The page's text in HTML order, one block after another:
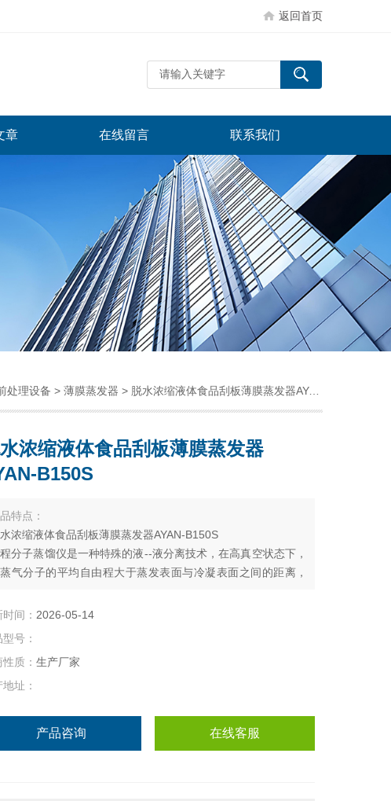
返回首页
章 在线留言 联系我们
处理设备 > 薄膜蒸发器 > 脱水浓缩液体食品刮板薄膜蒸发器AYAN-B150S
浓缩液体食品刮板薄膜蒸发器
B150S
特点：
浓缩液体食品刮板薄膜蒸发器AYAN-B150S
分子蒸馏仪是一种特殊的液--液分离技术，在高真空状态下，
气分子的平均自由程大于蒸发表面与冷凝表面之间的距离，
间： 2026-05-14
号：
质： 生产厂家
址：
产品咨询 在线客服